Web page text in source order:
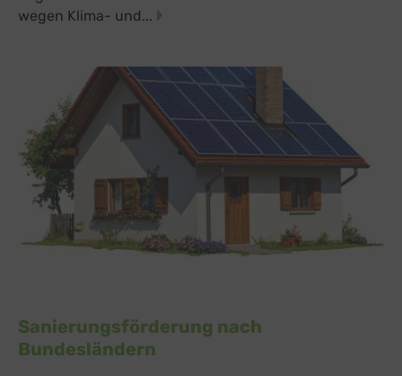
wegen Klima- und...
Sanierungsförderung nach
Bundesländern